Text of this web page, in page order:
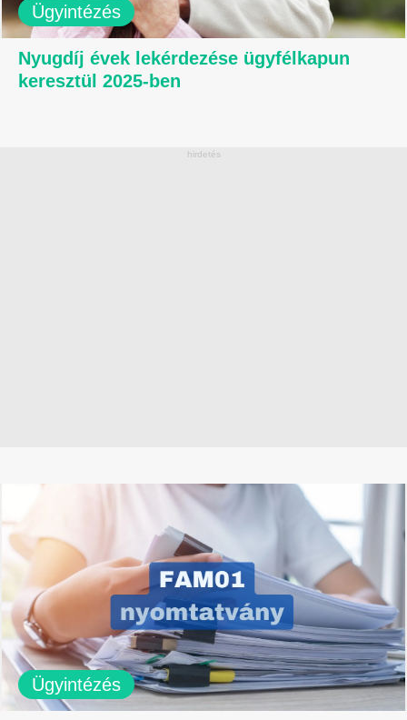
Ügyintézés
Nyugdíj évek lekérdezése ügyfélkapun
keresztül 2025-ben
Ügyintézés